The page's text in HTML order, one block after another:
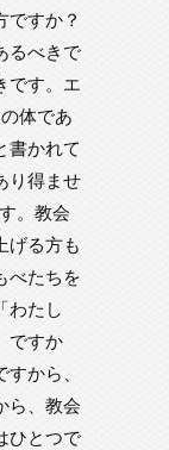
ですか？
るべきで
です。エ
体であ
書かれて
り得ませ
。教会
げる方も
べたちを
わたし
ですか
から、
ら、教会
ひとつで